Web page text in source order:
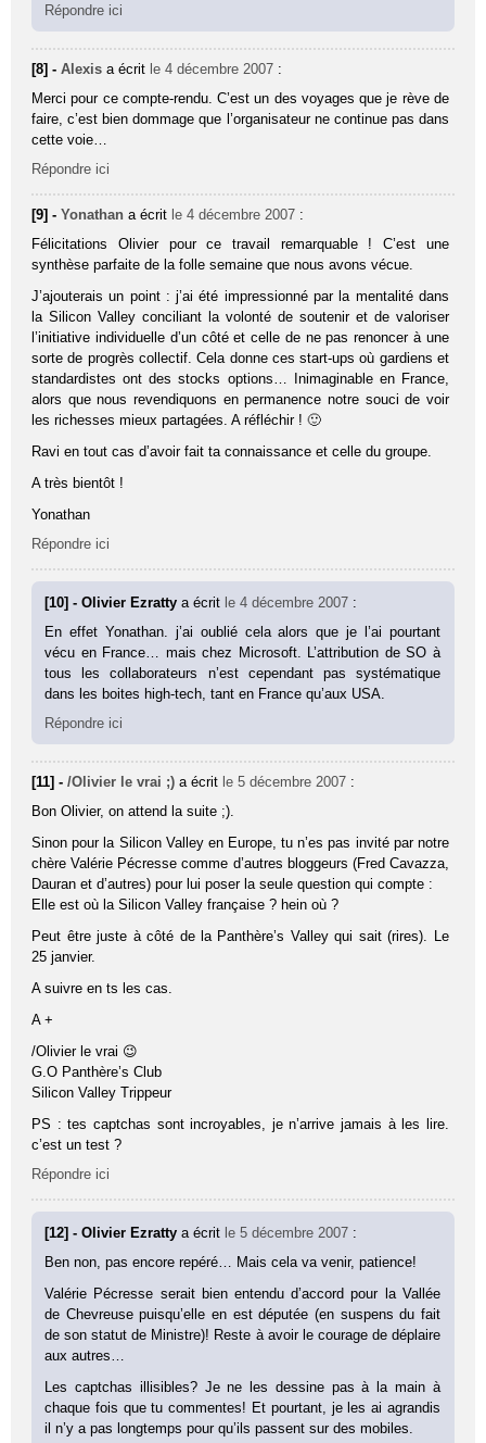
Répondre ici
[8] -Alexis a écrit le 4 décembre 2007 :
Merci pour ce compte-rendu. C’est un des voyages que je rève de
faire, c’est bien dommage que l’organisateur ne continue pas dans
cette voie…
Répondre ici
[9] -Yonathan a écrit le 4 décembre 2007 :
Félicitations Olivier pour ce travail remarquable ! C’est une
synthèse parfaite de la folle semaine que nous avons vécue.
J’ajouterais un point : j’ai été impressionné par la mentalité dans
la Silicon Valley conciliant la volonté de soutenir et de valoriser
l’initiative individuelle d’un côté et celle de ne pas renoncer à une
sorte de progrès collectif. Cela donne ces start-ups où gardiens et
standardistes ont des stocks options… Inimaginable en France,
alors que nous revendiquons en permanence notre souci de voir
les richesses mieux partagées. A réfléchir ! 🙂
Ravi en tout cas d’avoir fait ta connaissance et celle du groupe.
A très bientôt !
Yonathan
Répondre ici
[10] - Olivier Ezrattya écrit le 4 décembre 2007 :
En effet Yonathan. j’ai oublié cela alors que je l’ai pourtant
vécu en France… mais chez Microsoft. L’attribution de SO à
tous les collaborateurs n’est cependant pas systématique
dans les boites high-tech, tant en France qu’aux USA.
Répondre ici
[11] -/Olivier le vrai ;) a écrit le 5 décembre 2007 :
Bon Olivier, on attend la suite ;).
Sinon pour la Silicon Valley en Europe, tu n’es pas invité par notre
chère Valérie Pécresse comme d’autres bloggeurs (Fred Cavazza,
Dauran et d’autres) pour lui poser la seule question qui compte :
Elle est où la Silicon Valley française ? hein où ?
Peut être juste à côté de la Panthère’s Valley qui sait (rires). Le
25 janvier.
A suivre en ts les cas.
A +
/Olivier le vrai 😉
G.O Panthère’s Club
Silicon Valley Trippeur
PS : tes captchas sont incroyables, je n’arrive jamais à les lire.
c’est un test ?
Répondre ici
[12] - Olivier Ezrattya écrit le 5 décembre 2007 :
Ben non, pas encore repéré… Mais cela va venir, patience!
Valérie Pécresse serait bien entendu d’accord pour la Vallée
de Chevreuse puisqu’elle en est députée (en suspens du fait
de son statut de Ministre)! Reste à avoir le courage de déplaire
aux autres…
Les captchas illisibles? Je ne les dessine pas à la main à
chaque fois que tu commentes! Et pourtant, je les ai agrandis
il n’y a pas longtemps pour qu’ils passent sur des mobiles.